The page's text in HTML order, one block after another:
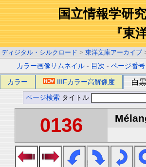
国立情報学研
『東
ディジタル・シルクロード > 東洋文庫アーカイブ
カラー画像サムネイル - 目次 -ページ番号
カラー IIIFカラー高解像度 白
ページ検索 タイトル
0136